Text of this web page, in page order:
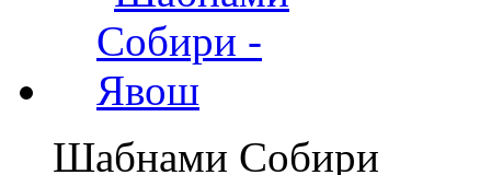
Шабнами Собири